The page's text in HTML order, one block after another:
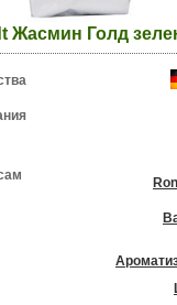
Жасмин Голд